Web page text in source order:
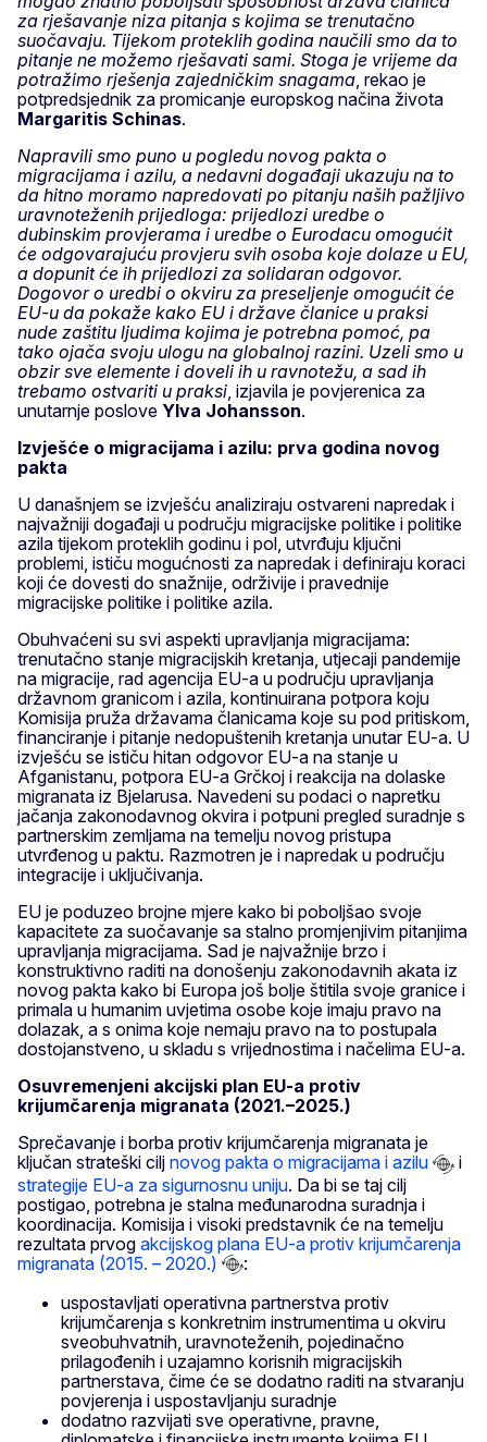
za rješavanje niza pitanja s kojima se trenutačno
suočavaju. Tijekom proteklih godina naučili smo da to
pitanje ne možemo rješavati sami. Stoga je vrijeme da
potražimo rješenja zajedničkim snagama, rekao je
potpredsjednik za promicanje europskog načina života
Margaritis Schinas.
Napravili smo puno u pogledu novog pakta o
migracijama i azilu, a nedavni događaji ukazuju na to
da hitno moramo napredovati po pitanju naših pažljivo
uravnoteženih prijedloga: prijedlozi uredbe o
dubinskim provjerama i uredbe o Eurodacu omogućit
će odgovarajuću provjeru svih osoba koje dolaze u EU,
a dopunit će ih prijedlozi za solidaran odgovor.
Dogovor o uredbi o okviru za preseljenje omogućit će
EU-u da pokaže kako EU i države članice u praksi
nude zaštitu ljudima kojima je potrebna pomoć, pa
tako ojača svoju ulogu na globalnoj razini. Uzeli smo u
obzir sve elemente i doveli ih u ravnotežu, a sad ih
trebamo ostvariti u praksi, izjavila je povjerenica za
unutarnje poslove Ylva Johansson.
Izvješće o migracijama i azilu: prva godina novog
pakta
U današnjem se izvješću analiziraju ostvareni napredak i
najvažniji događaji u području migracijske politike i politike
azila tijekom proteklih godinu i pol, utvrđuju ključni
problemi, ističu mogućnosti za napredak i definiraju koraci
koji će dovesti do snažnije, održivije i pravednije
migracijske politike i politike azila.
Obuhvaćeni su svi aspekti upravljanja migracijama:
trenutačno stanje migracijskih kretanja, utjecaji pandemije
na migracije, rad agencija EU-a u području upravljanja
državnom granicom i azila, kontinuirana potpora koju
Komisija pruža državama članicama koje su pod pritiskom,
financiranje i pitanje nedopuštenih kretanja unutar EU-a. U
izvješću se ističu hitan odgovor EU-a na stanje u
Afganistanu, potpora EU-a Grčkoj i reakcija na dolaske
migranata iz Bjelarusa. Navedeni su podaci o napretku
jačanja zakonodavnog okvira i potpuni pregled suradnje s
partnerskim zemljama na temelju novog pristupa
utvrđenog u paktu. Razmotren je i napredak u području
integracije i uključivanja.
EU je poduzeo brojne mjere kako bi poboljšao svoje
kapacitete za suočavanje sa stalno promjenjivim pitanjima
upravljanja migracijama. Sad je najvažnije brzo i
konstruktivno raditi na donošenju zakonodavnih akata iz
novog pakta kako bi Europa još bolje štitila svoje granice i
primala u humanim uvjetima osobe koje imaju pravo na
dolazak, a s onima koje nemaju pravo na to postupala
dostojanstveno, u skladu s vrijednostima i načelima EU-a.
Osuvremenjeni akcijski plan EU-a protiv
krijumčarenja migranata (2021.–2025.)
Sprečavanje i borba protiv krijumčarenja migranata je
ključan strateški cilj novog pakta o migracijama i azilu
i
strategije EU-a za sigurnosnu uniju. Da bi se taj cilj
postigao, potrebna je stalna međunarodna suradnja i
koordinacija. Komisija i visoki predstavnik će na temelju
rezultata prvog akcijskog plana EU-a protiv krijumčarenja
migranata (2015. – 2020.)
:
uspostavljati operativna partnerstva protiv
krijumčarenja s konkretnim instrumentima u okviru
sveobuhvatnih, uravnoteženih, pojedinačno
prilagođenih i uzajamno korisnih migracijskih
partnerstava, čime će se dodatno raditi na stvaranju
povjerenja i uspostavljanju suradnje
dodatno razvijati sve operativne, pravne,